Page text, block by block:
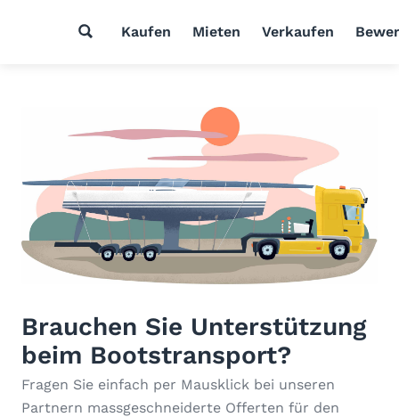
Kaufen Mieten Verkaufen
Brauchen Sie Unterstützung
beim Bootstransport?
Fragen Sie einfach per Mausklick bei unseren
Partnern massgeschneiderte Offerten für den